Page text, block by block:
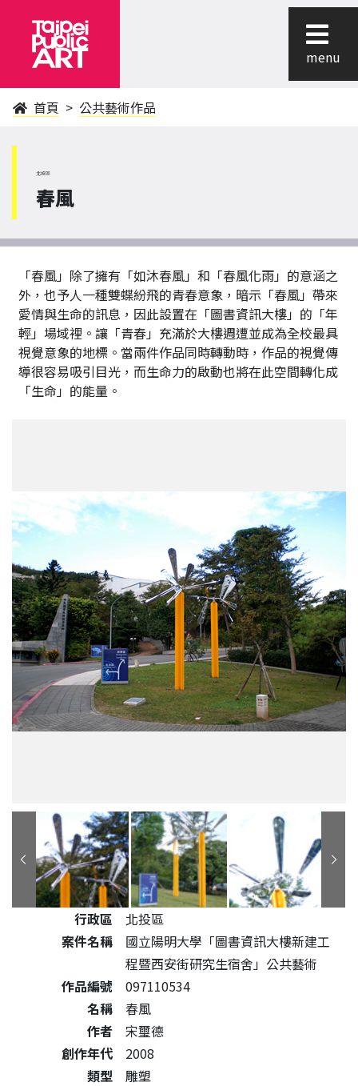
menu
首頁 公共藝術作品
北投區
春風
「春風」除了擁有「如沐春風」和「春風化雨」的意涵之
外，也予人一種雙蝶紛飛的青春意象，暗示「春風」帶來
愛情與生命的訊息，因此設置在「圖書資訊大樓」的「年
輕」場域裡。讓「青春」充滿於大樓週遭並成為全校最具
視覺意象的地標。當兩件作品同時轉動時，作品的視覺傳
導很容易吸引目光，而生命力的啟動也將在此空間轉化成
「生命」的能量。
公共藝術作品詳細資料
行政區
北投區
案件名稱
國立陽明大學「圖書資訊大樓新建工
程暨西安街研究生宿舍」公共藝術
作品編號
097110534
名稱
春風
作者
宋璽德
創作年代
2008
類型
雕塑